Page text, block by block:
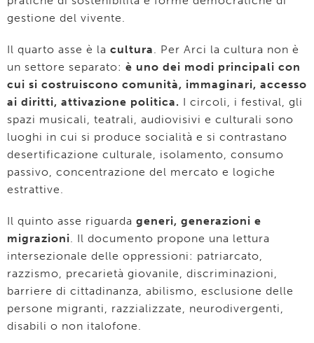
gestione del vivente.
Il quarto asse è la cultura
. Per Arci la cultura non è
un settore separato: è uno dei modi principali con
cui si costruiscono comunità, immaginari, accesso
ai diritti, attivazione politica. I circoli, i festival, gli
spazi musicali, teatrali, audiovisivi e culturali sono
luoghi in cui si produce socialità e si contrastano
desertificazione culturale, isolamento, consumo
passivo, concentrazione del mercato e logiche
estrattive.
Il quinto asse riguarda generi, generazioni e
migrazioni . Il documento propone una lettura
intersezionale delle oppressioni: patriarcato,
razzismo, precarietà giovanile, discriminazioni,
barriere di cittadinanza, abilismo, esclusione delle
persone migranti, razzializzate, neurodivergenti,
disabili o non italofone.